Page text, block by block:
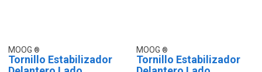
MOOG
Tornillo Estabilizador
MOOG
Tornillo Estabilizador